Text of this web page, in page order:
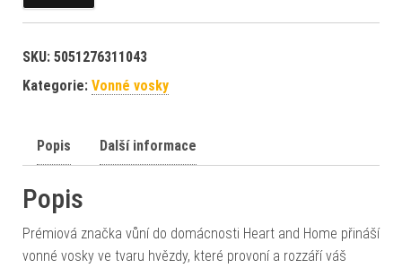
SKU: 5051276311043
Kategorie: Vonné vosky
Popis Další informace
Popis
Prémiová značka vůní do domácnosti Heart and Home přináší
vonné vosky ve tvaru hvězdy, které provoní a rozzáří váš